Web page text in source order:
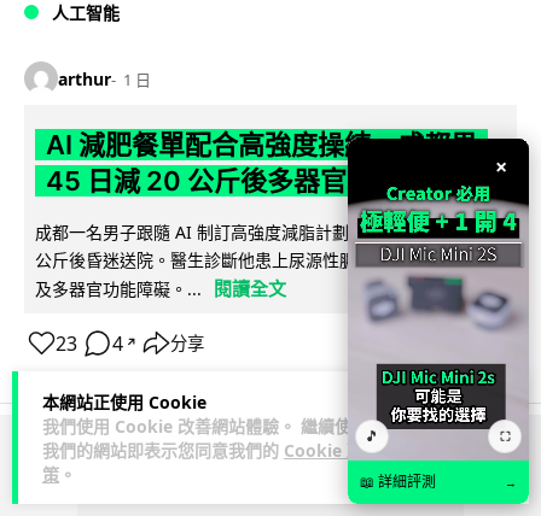
本網站正使用 Cookie
我們使用 Cookie 改善網站體驗。 繼續使用
我們的網站即表示您同意我們的 Cookie 政
策 。
人工智能
arthur 1 日
AI 減肥餐單配合高強度操練 成都男
45 日減 20 公斤後多器官衰竭
成都一名男子跟隨 AI 制訂高強度減脂計劃，45 日內減去約 20
公斤後昏迷送院。醫生診斷他患上尿源性膿毒症、膿毒性休克
及多器官功能障礙。...
閱讀全文
23 4 ↗ 分享
ADVERTISEMENT
×
🎵 ⛶
📖 詳細評測 →